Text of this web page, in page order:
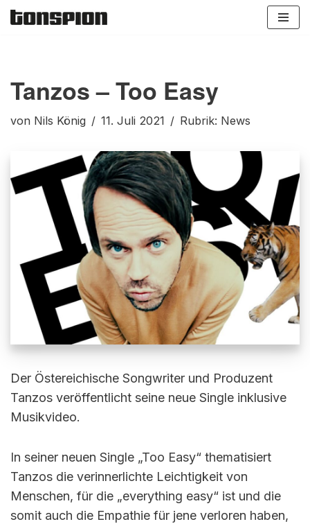
Tanzos – Too Easy
von Nils König 11. Juli 2021 Rubrik: News
Der Östereichische Songwriter und Produzent
Tanzos veröffentlicht seine neue Single inklusive
Musikvideo.
In seiner neuen Single „Too Easy“ thematisiert
Tanzos die verinnerlichte Leichtigkeit von
Menschen, für die „everything easy“ ist und die
somit auch die Empathie für jene verloren haben,